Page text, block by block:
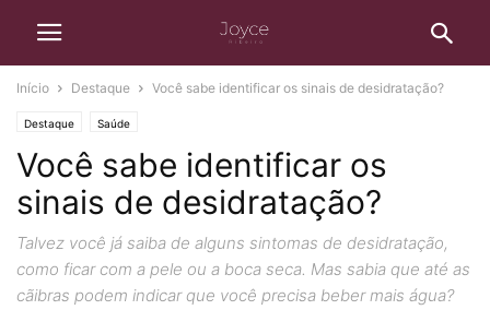
Início Destaque Você sabe identificar os sinais de desidratação?
Destaque Saúde
Você sabe identificar os
sinais de desidratação?
Talvez você já saiba de alguns sintomas de desidratação,
como ficar com a pele ou a boca seca. Mas sabia que até as
cãibras podem indicar que você precisa beber mais água?